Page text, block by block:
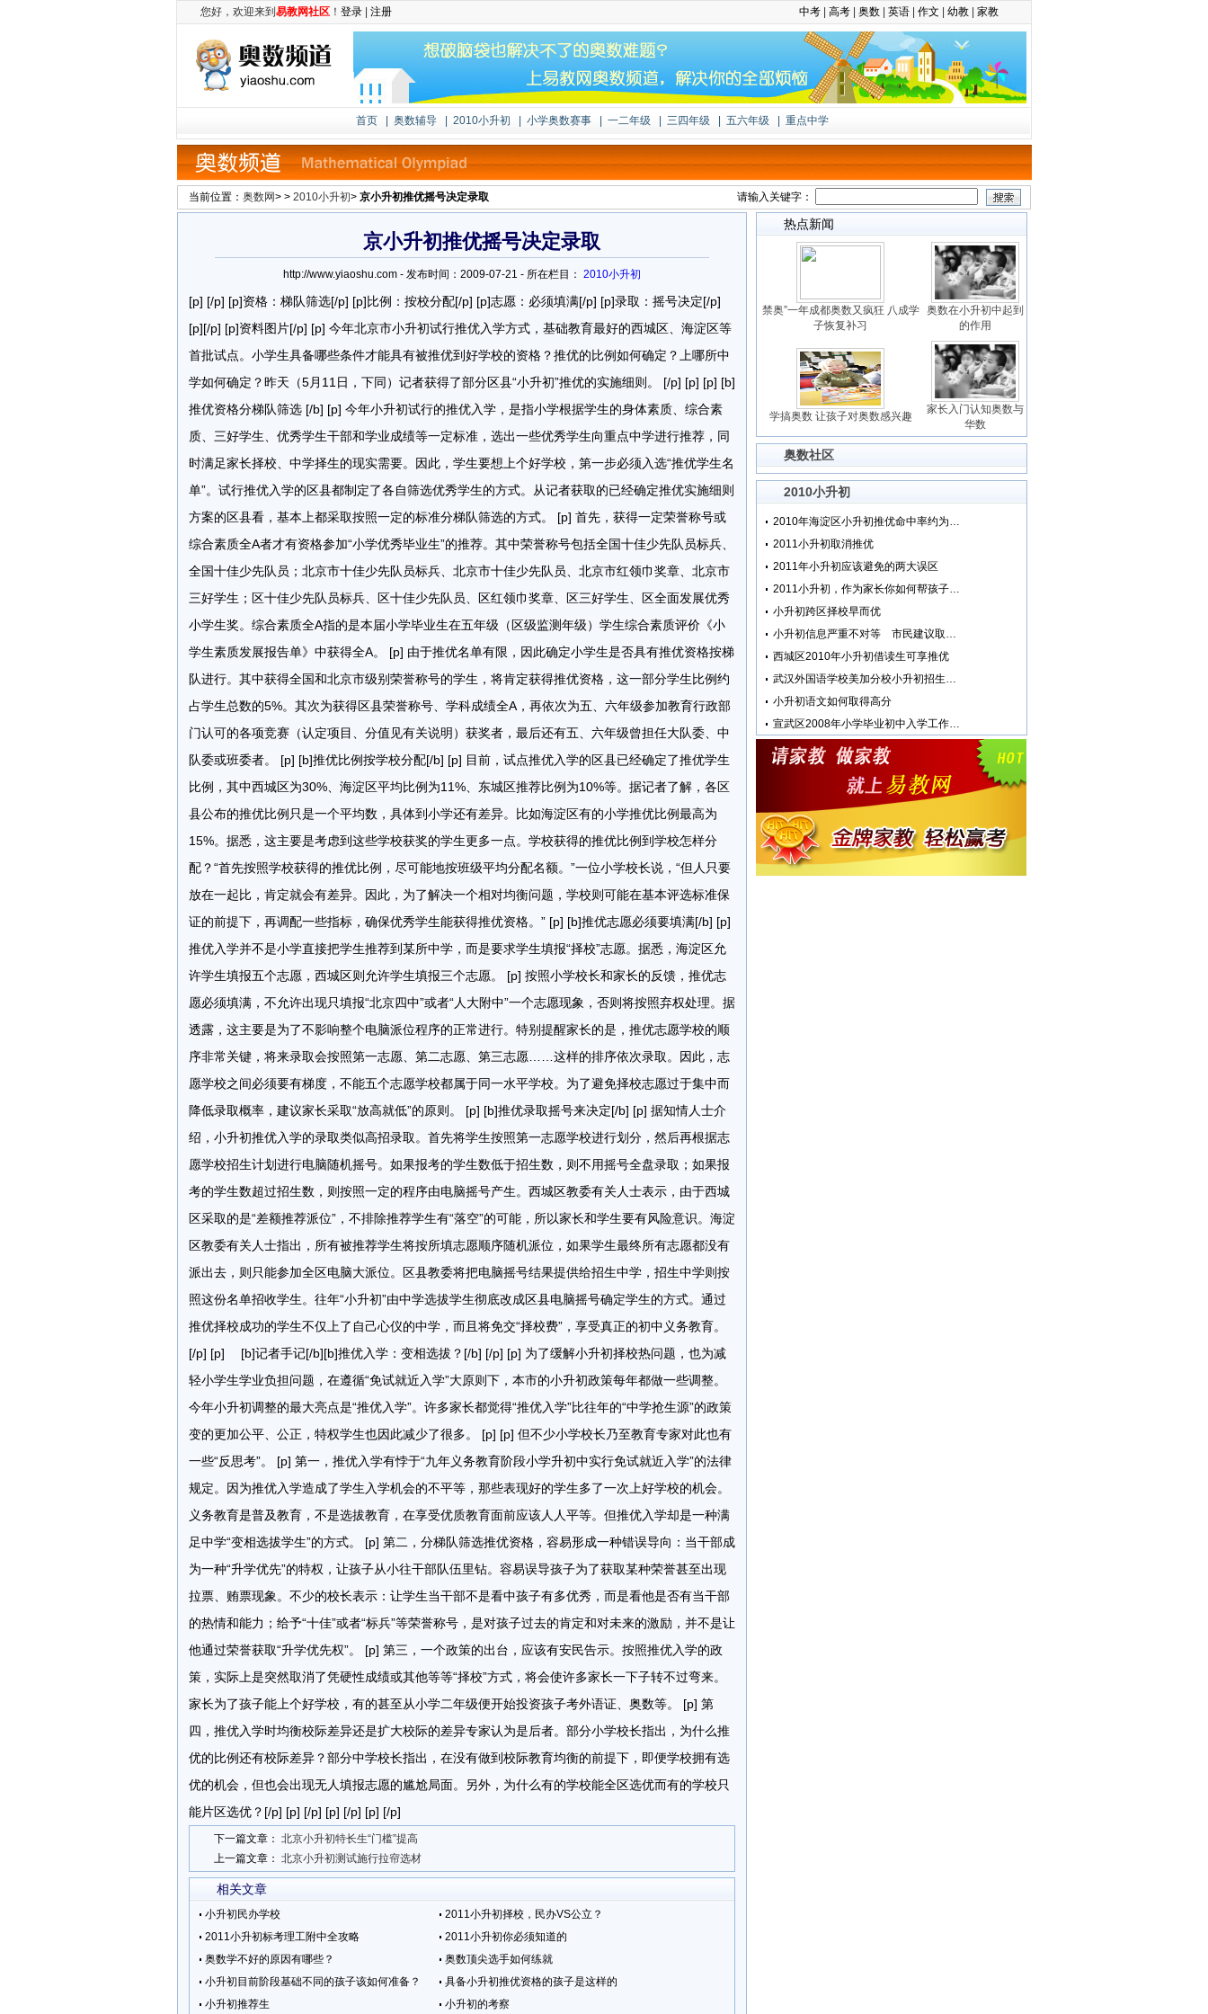
您好，欢迎来到 易教网社区 ！ 登录 注册 中考 高考 奥数 英语 作文 幼教 家教
首页 奥数辅导 2010小升初 小学奥数赛事 一二年级 三四年级 五六年级 重点中学
当前位置： 奥数网> > 2010小升初> 京小升初推优摇号决定录取 请输入关键字：
京小升初推优摇号决定录取
http://www.yiaoshu.com - 发布时间：2009-07-21 - 所在栏目： 2010小升初
[p] [/p] [p]资格：梯队筛选[/p] [p]比例：按校分配[/p] [p]志愿：必须填满[/p] [p]录取：摇号决定[/p]
[p][/p] [p]资料图片[/p] [p] 今年北京市小升初试行推优入学方式，基础教育最好的西城区、海淀区等
首批试点。小学生具备哪些条件才能具有被推优到好学校的资格？推优的比例如何确定？上哪所中
学如何确定？昨天（5月11日，下同）记者获得了部分区县“小升初”推优的实施细则。 [/p] [p] [p] [b]
推优资格分梯队筛选 [/b] [p] 今年小升初试行的推优入学，是指小学根据学生的身体素质、综合素
质、三好学生、优秀学生干部和学业成绩等一定标准，选出一些优秀学生向重点中学进行推荐，同
时满足家长择校、中学择生的现实需要。因此，学生要想上个好学校，第一步必须入选“推优学生名
单”。试行推优入学的区县都制定了各自筛选优秀学生的方式。从记者获取的已经确定推优实施细则
方案的区县看，基本上都采取按照一定的标准分梯队筛选的方式。 [p] 首先，获得一定荣誉称号或
综合素质全A者才有资格参加“小学优秀毕业生”的推荐。其中荣誉称号包括全国十佳少先队员标兵、
全国十佳少先队员；北京市十佳少先队员标兵、北京市十佳少先队员、北京市红领巾奖章、北京市
三好学生；区十佳少先队员标兵、区十佳少先队员、区红领巾奖章、区三好学生、区全面发展优秀
小学生奖。综合素质全A指的是本届小学毕业生在五年级（区级监测年级）学生综合素质评价《小
学生素质发展报告单》中获得全A。 [p] 由于推优名单有限，因此确定小学生是否具有推优资格按梯
队进行。其中获得全国和北京市级别荣誉称号的学生，将肯定获得推优资格，这一部分学生比例约
占学生总数的5%。其次为获得区县荣誉称号、学科成绩全A，再依次为五、六年级参加教育行政部
门认可的各项竞赛（认定项目、分值见有关说明）获奖者，最后还有五、六年级曾担任大队委、中
队委或班委者。 [p] [b]推优比例按学校分配[/b] [p] 目前，试点推优入学的区县已经确定了推优学生
比例，其中西城区为30%、海淀区平均比例为11%、东城区推荐比例为10%等。据记者了解，各区
县公布的推优比例只是一个平均数，具体到小学还有差异。比如海淀区有的小学推优比例最高为
15%。据悉，这主要是考虑到这些学校获奖的学生更多一点。学校获得的推优比例到学校怎样分
配？“首先按照学校获得的推优比例，尽可能地按班级平均分配名额。”一位小学校长说，“但人只要
放在一起比，肯定就会有差异。因此，为了解决一个相对均衡问题，学校则可能在基本评选标准保
证的前提下，再调配一些指标，确保优秀学生能获得推优资格。” [p] [b]推优志愿必须要填满[/b] [p]
推优入学并不是小学直接把学生推荐到某所中学，而是要求学生填报“择校”志愿。据悉，海淀区允
许学生填报五个志愿，西城区则允许学生填报三个志愿。 [p] 按照小学校长和家长的反馈，推优志
愿必须填满，不允许出现只填报“北京四中”或者“人大附中”一个志愿现象，否则将按照弃权处理。据
透露，这主要是为了不影响整个电脑派位程序的正常进行。特别提醒家长的是，推优志愿学校的顺
序非常关键，将来录取会按照第一志愿、第二志愿、第三志愿……这样的排序依次录取。因此，志
愿学校之间必须要有梯度，不能五个志愿学校都属于同一水平学校。为了避免择校志愿过于集中而
降低录取概率，建议家长采取“放高就低”的原则。 [p] [b]推优录取摇号来决定[/b] [p] 据知情人士介
绍，小升初推优入学的录取类似高招录取。首先将学生按照第一志愿学校进行划分，然后再根据志
愿学校招生计划进行电脑随机摇号。如果报考的学生数低于招生数，则不用摇号全盘录取；如果报
考的学生数超过招生数，则按照一定的程序由电脑摇号产生。西城区教委有关人士表示，由于西城
区采取的是“差额推荐派位”，不排除推荐学生有“落空”的可能，所以家长和学生要有风险意识。海淀
区教委有关人士指出，所有被推荐学生将按所填志愿顺序随机派位，如果学生最终所有志愿都没有
派出去，则只能参加全区电脑大派位。区县教委将把电脑摇号结果提供给招生中学，招生中学则按
照这份名单招收学生。往年“小升初”由中学选拔学生彻底改成区县电脑摇号确定学生的方式。通过
推优择校成功的学生不仅上了自己心仪的中学，而且将免交“择校费”，享受真正的初中义务教育。
[/p] [p] [b]记者手记[/b][b]推优入学：变相选拔？[/b] [/p] [p] 为了缓解小升初择校热问题，也为减
轻小学生学业负担问题，在遵循“免试就近入学”大原则下，本市的小升初政策每年都做一些调整。
今年小升初调整的最大亮点是“推优入学”。许多家长都觉得“推优入学”比往年的“中学抢生源”的政策
变的更加公平、公正，特权学生也因此减少了很多。 [p] [p] 但不少小学校长乃至教育专家对此也有
一些“反思考”。 [p] 第一，推优入学有悖于“九年义务教育阶段小学升初中实行免试就近入学”的法律
规定。因为推优入学造成了学生入学机会的不平等，那些表现好的学生多了一次上好学校的机会。
义务教育是普及教育，不是选拔教育，在享受优质教育面前应该人人平等。但推优入学却是一种满
足中学“变相选拔学生”的方式。 [p] 第二，分梯队筛选推优资格，容易形成一种错误导向：当干部成
为一种“升学优先”的特权，让孩子从小往干部队伍里钻。容易误导孩子为了获取某种荣誉甚至出现
拉票、贿票现象。不少的校长表示：让学生当干部不是看中孩子有多优秀，而是看他是否有当干部
的热情和能力；给予“十佳”或者“标兵”等荣誉称号，是对孩子过去的肯定和对未来的激励，并不是让
他通过荣誉获取“升学优先权”。 [p] 第三，一个政策的出台，应该有安民告示。按照推优入学的政
策，实际上是突然取消了凭硬性成绩或其他等等“择校”方式，将会使许多家长一下子转不过弯来。
家长为了孩子能上个好学校，有的甚至从小学二年级便开始投资孩子考外语证、奥数等。 [p] 第
四，推优入学时均衡校际差异还是扩大校际的差异专家认为是后者。部分小学校长指出，为什么推
优的比例还有校际差异？部分中学校长指出，在没有做到校际教育均衡的前提下，即便学校拥有选
优的机会，但也会出现无人填报志愿的尴尬局面。另外，为什么有的学校能全区选优而有的学校只
能片区选优？[/p] [p] [/p] [p] [/p] [p] [/p]
下一篇文章： 北京小升初特长生“门槛”提高
上一篇文章： 北京小升初测试施行拉帘选材
相关文章
小升初民办学校
2011小升初择校，民办VS公立？
2011小升初标考理工附中全攻略
2011小升初你必须知道的
奥数学不好的原因有哪些？
奥数顶尖选手如何练就
小升初目前阶段基础不同的孩子该如何准备？
具备小升初推优资格的孩子是这样的
小升初推荐生
小升初的考察
热点新闻
禁奥”一年成都奥数又疯狂 八成学
子恢复补习
奥数在小升初中起到
的作用
学搞奥数 让孩子对奥数感兴趣
家长入门认知奥数与
华数
奥数社区
2010小升初
2010年海淀区小升初推优命中率约为66%
2011小升初取消推优
2011年小升初应该避免的两大误区
2011小升初，作为家长你如何帮孩子取胜？
小升初跨区择校早而优
小升初信息严重不对等 市民建议取消推优
西城区2010年小升初借读生可享推优
武汉外国语学校美加分校小升初招生考试通知
小升初语文如何取得高分
宣武区2008年小学毕业初中入学工作情况介绍